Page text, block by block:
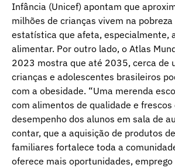
Infância (Unicef) apontam que
milhões de crianças vivem na
estatística que afeta, especialmente,
alimentar. Por outro lado, o Atlas
2023 mostra que até 2035, cerca de
crianças e adolescentes brasileiros
com a obesidade. “Uma merenda
com alimentos de qualidade e
desempenho dos alunos em sala de
contar, que a aquisição de produtos
familiares fortalece toda a
oferece mais oportunidades, emprego